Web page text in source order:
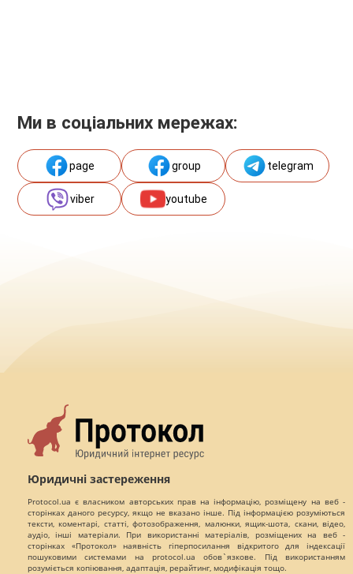
Ми в соціальних мережах:
page group telegram
viber youtube
Юридичні застереження
Protocol.ua є власником авторських прав на інформацію, розміщену на веб -
сторінках даного ресурсу, якщо не вказано інше. Під інформацією розуміються
тексти, коментарі, статті, фотозображення, малюнки, ящик-шота, скани, відео,
аудіо, інші матеріали. При використанні матеріалів, розміщених на веб -
сторінках «Протокол» наявність гіперпосилання відкритого для індексації
пошуковими системами на protocol.ua обов`язкове. Під використанням
розуміється копіювання, адаптація, рерайтинг, модифікація тощо.